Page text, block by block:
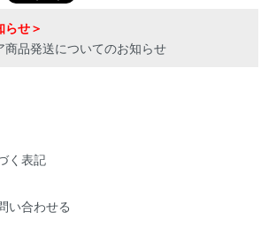
らせ＞
商品発送についてのお知らせ
く表記
い合わせる